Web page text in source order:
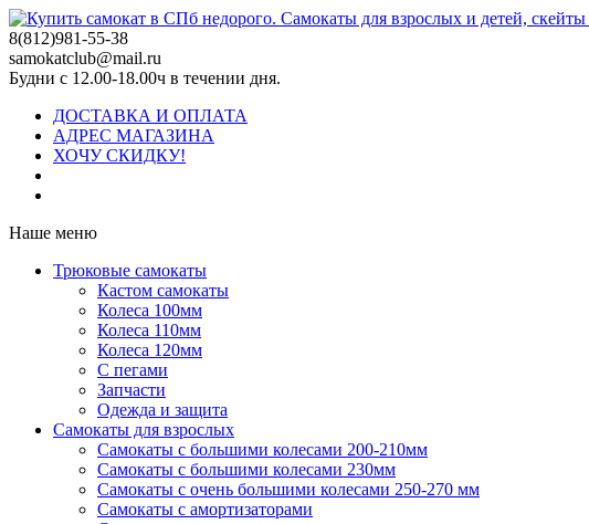
8(812)981-55-38
samokatclub@mail.ru
Будни с 12.00-18.00ч в течении дня.
ДОСТАВКА И ОПЛАТА
АДРЕС МАГАЗИНА
ХОЧУ СКИДКУ!
Наше меню
Трюковые самокаты
Кастом самокаты
Колеса 100мм
Колеса 110мм
Колеса 120мм
С пегами
Запчасти
Одежда и защита
Самокаты для взрослых
Самокаты с большими колесами 200-210мм
Самокаты с большими колесами 230мм
Самокаты с очень большими колесами 250-270 мм
Самокаты с амортизаторами